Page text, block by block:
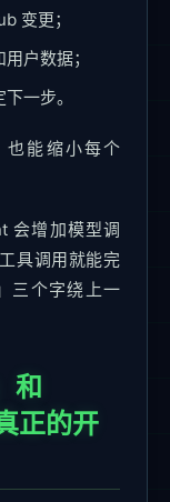
变更；
户数据；
一步。
也能缩小每个
会增加模型调
具调用就能完
三个字绕上一
正的开